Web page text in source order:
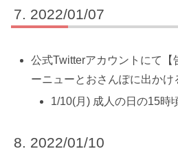
2022/01/07
公式Twitterアカウントにて【
ーニューとおさんぽに出かけ
1/10(月) 成人の日の15時
2022/01/10